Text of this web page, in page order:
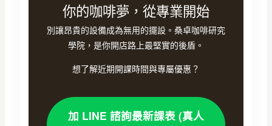
你的咖啡夢，從專業開始
別讓昂貴的設備成為無用的擺設。桑卓咖啡研究
學院，是你開店路上最堅實的後盾。
想了解近期開課時間與專屬優惠？
加 LINE 諮詢最新課表 (真人